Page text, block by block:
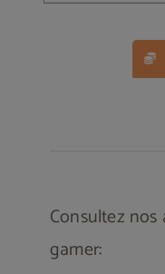
Consultez
gamer: